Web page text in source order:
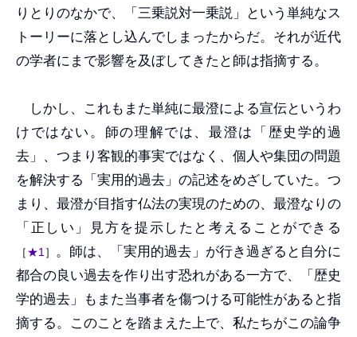
りとりのなかで、「三乗説対一乗説」という単純なス
トーリーに落とし込んでしまったからだ。それが近代
の学者にまで影響を及ぼしてきたと師は指摘する。
しかし、これもまた単純に最澄による宣伝というわ
けではない。師の理解では、最澄は「歴史学的過
去」、つまり客観的事実ではなく、個人や集団の問題
を解決する「実用的過去」の記述をめざしていた。つ
まり、最澄が目指す仏法の実現のための、最澄なりの
「正しい」見方を提示したと考えることができる
［ ★1 ］
。師は、「実用的過去」が行き過ぎると自分に
都合の良い過去を作り出す恐れがある一方で、「歴史
学的過去」もまた当事者を傷つける可能性があると指
摘する。このことを踏まえた上で、私たちがこの論争